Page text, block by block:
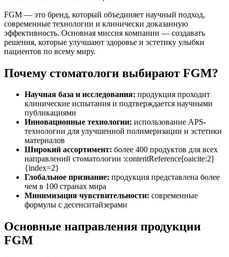
FGM — это бренд, который объединяет научный подход,
современные технологии и клинически доказанную
эффективность. Основная миссия компании — создавать
решения, которые улучшают здоровье и эстетику улыбки
пациентов по всему миру.
Почему стоматологи выбирают FGM?
Научная база и исследования: продукция проходит
клинические испытания и подтверждается научными
публикациями
Инновационные технологии: использование APS-
технологии для улучшенной полимеризации и эстетики
материалов
Широкий ассортимент: более 400 продуктов для всех
направлений стоматологии :contentReference[oaicite:2]
{index=2}
Глобальное признание: продукция представлена более
чем в 100 странах мира
Минимизация чувствительности: современные
формулы с десенситайзерами
Основные направления продукции
FGM